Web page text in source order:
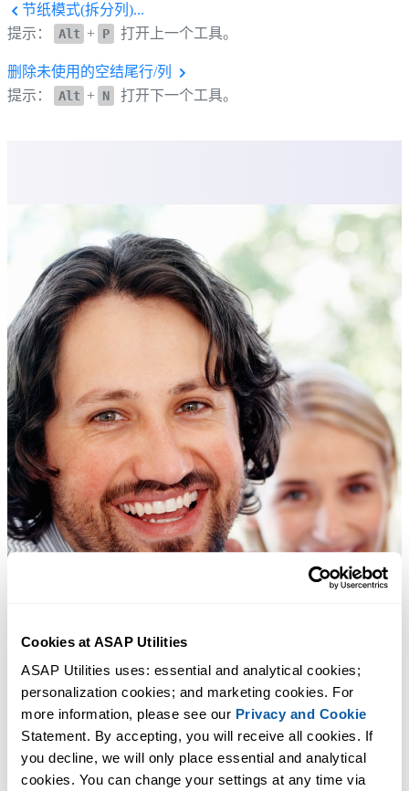
Cookies at ASAP Utilities
ASAP Utilities uses: essential and analytical cookies;
personalization cookies; and marketing cookies. For
more information, please see our Privacy and Cookie
Statement. By accepting, you will receive all cookies. If
you decline, we will only place essential and analytical
cookies. You can change your settings at any time via
节纸模式(拆分列)...
提示：
Alt + P 打开上一个工具。
删除未使用的空结尾行/列
提示：
Alt + N 打开下一个工具。